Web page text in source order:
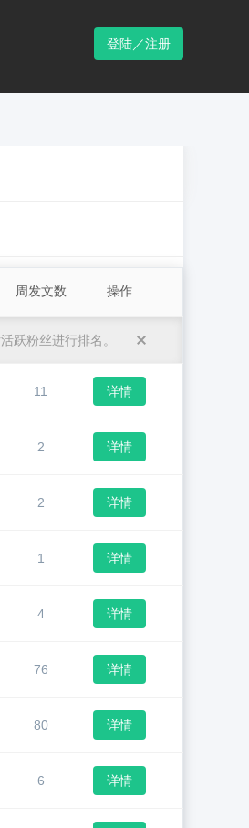
登陆／注册
周发文数 操作
跃粉丝进行排名。
11 详情
2 详情
2 详情
1 详情
4 详情
76 详情
80 详情
6 详情